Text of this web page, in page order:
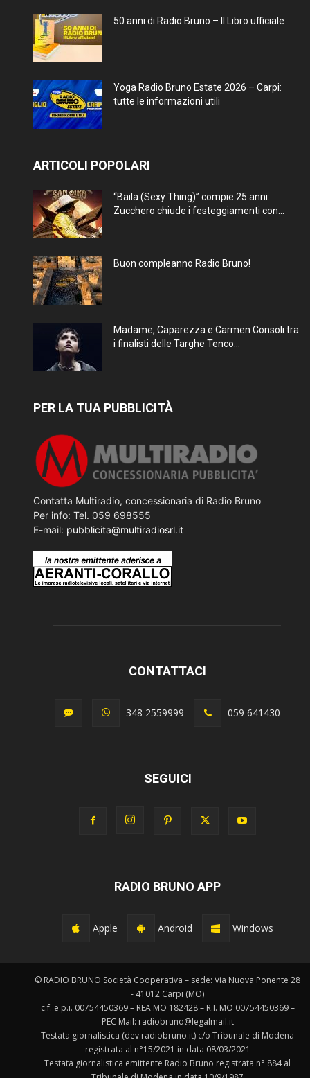
50 anni di Radio Bruno – Il Libro ufficiale
Yoga Radio Bruno Estate 2026 – Carpi:
tutte le informazioni utili
ARTICOLI POPOLARI
“Baila (Sexy Thing)” compie 25 anni:
Zucchero chiude i festeggiamenti con...
Buon compleanno Radio Bruno!
Madame, Caparezza e Carmen Consoli tra
i finalisti delle Targhe Tenco...
PER LA TUA PUBBLICITÀ
Contatta Multiradio, concessionaria di Radio Bruno
Per info: Tel. 059 698555
E-mail: pubblicita@multiradiosrl.it
CONTATTACI
348 2559999 059 641430
SEGUICI
RADIO BRUNO APP
Apple Android Windows
© RADIO BRUNO Società Cooperativa – sede: Via Nuova Ponente 28
- 41012 Carpi (MO)
c.f. e p.i. 00754450369 – REA MO 182428 – R.I. MO 00754450369 –
PEC Mail: radiobruno@legalmail.it
Testata giornalistica (dev.radiobruno.it) c/o Tribunale di Modena
registrata al n°15/2021 in data 08/03/2021
Testata giornalistica emittente Radio Bruno registrata n° 884 al